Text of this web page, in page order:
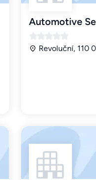
Automotive
Revoluční, 110